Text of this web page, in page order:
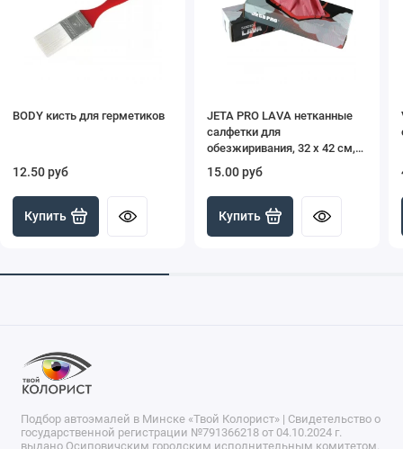
BODY кисть для герметиков
12.50 руб
Купить
JETA PRO LAVA нетканные
салфетки для
обезжиривания, 32 х 42 см,
30 шт, красные
15.00 руб
Купить
Подбор автоэмалей в Минске «Твой Колорист» | Свидетельство о
государственной регистрации №791366218 от 04.10.2024 г.
выдано Осиповичским городским исполнительным комитетом.